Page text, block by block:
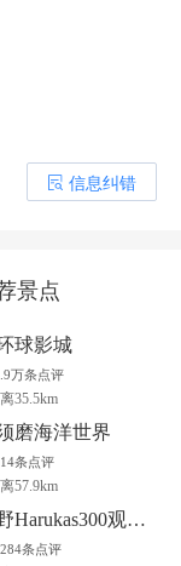
󰎒 信息纠错
景点
球影城
万条点评
35.5km
磨海洋世界
条点评
57.9km
阿倍野Harukas300观览台
条点评